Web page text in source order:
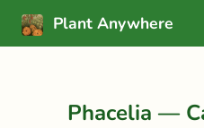
Plant Anywhere
Phacelia —